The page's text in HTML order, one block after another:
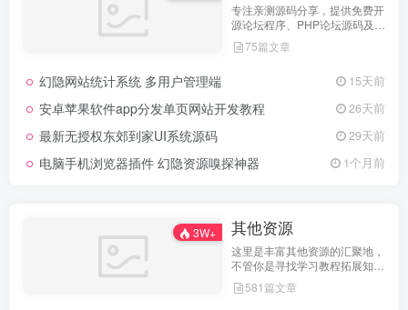
专注亲测源码分享，提供免费开
源论坛程序、PHP论坛源码及论
坛搭建解决方案，所有源码均经
实际测试可用，助力快速搭建稳
75篇文章
幻隐网站统计系统 多用户管理端 15天前
安卓苹果软件app分发单页网站开发教程 26天前
最新无授权东郊到家UI系统源码 29天前
电脑手机浏览器插件 幻隐资源嗅探神器 1个月前
3W+ 其他资源
这里是丰富其他资源的汇聚地，
不管你是寻找学习教程拓展知
识，还是搜集各类素材激发创作
灵感，亦或是查询专业数据辅助
581篇文章